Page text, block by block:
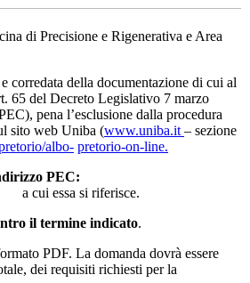
di Precisione e Rigenerativa e Area
corredata della documentazione di cui al
65 del Decreto Legislativo 7 marzo
pena l’esclusione dalla procedura
sito web Uniba (www.uniba.it – sezione
albo- pretorio-on-line.
PEC:
a cui essa si riferisce.
il termine indicato.
PDF. La domanda dovrà essere
dei requisiti richiesti per la